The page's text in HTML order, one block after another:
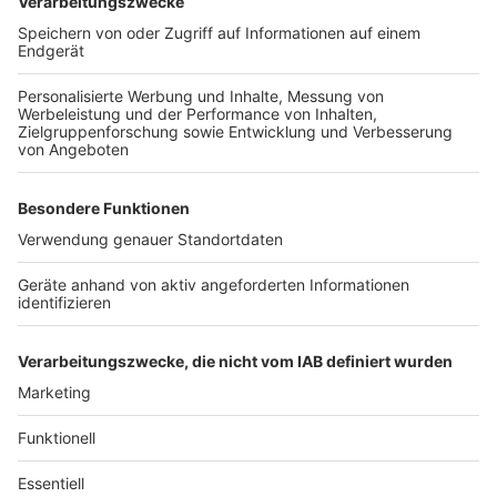
Der November hats in sich. Es ist kalt, dunkel und alles,
uns. Wie sollen wir mit diesen Dingen nur umgehen? Am
besten mit Fachwissen und Humor. Dr. Leon
Windscheid ist Psychologe, Podcaster und
wie Terra X die Welt, mit seinem
Bühnenprogramm "Alles perfekt"
Sorge, immer perfekt sein zu müssen. Im Januar hat er
uns schon Starthilfe fürs Jahr im Radio gegeben. Nun,
im November, gibt er uns Tipps, wie wir mit den ganz
normalen Dingen des Alltags fertig werden.
Anzeige